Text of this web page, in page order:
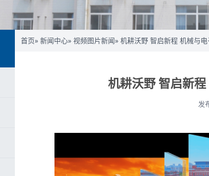
首页» 新闻中心» 视频图片新闻» 机耕沃野 智启新程 机械与
机耕沃野 智启新
发